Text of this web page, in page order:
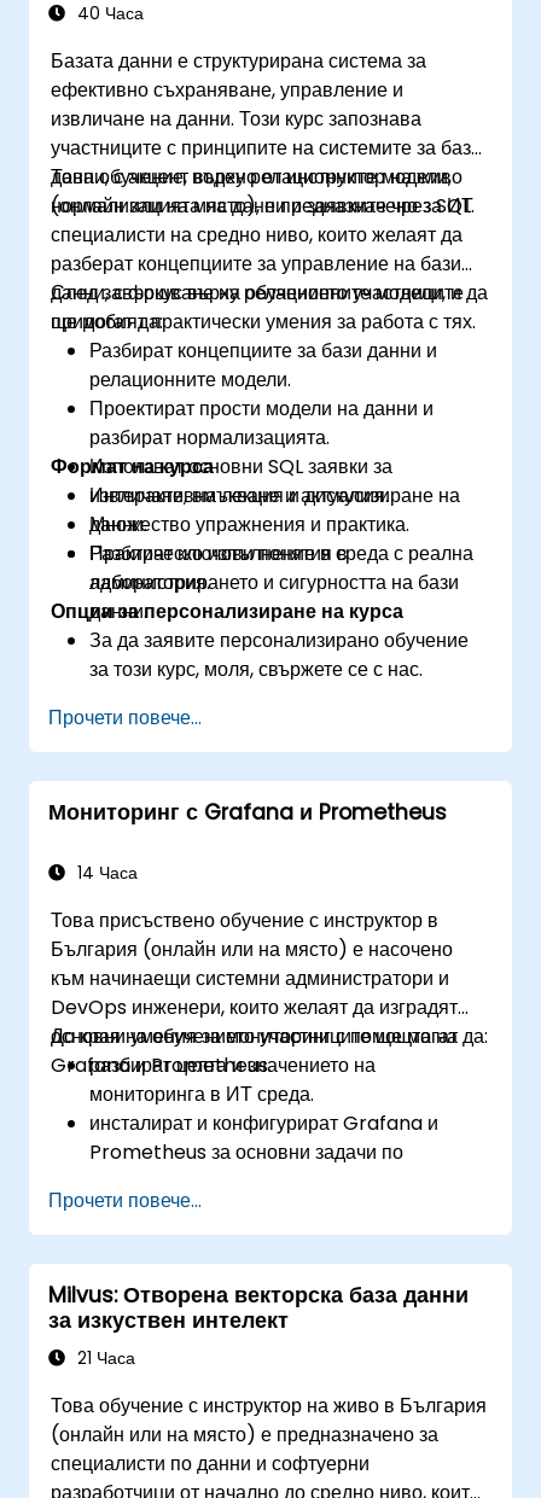
40 Часа
Базата данни е структурирана система за
ефективно съхраняване, управление и
извличане на данни. Този курс запознава
участниците с принципите на системите за бази
данни, с акцент върху релационните модели,
нормализацията на данни и заявките чрез SQL.
Това обучение, водено от инструктор на живо
(онлайн или на място), е предназначено за ИТ
специалисти на средно ниво, които желаят да
разберат концепциите за управление на бази
данни, с фокус върху релационните модели, и да
придобият практически умения за работа с тях.
След завършване на обучението участниците
ще могат да:
Разбират концепциите за бази данни и
релационните модели.
Проектират прости модели на данни и
разбират нормализацията.
Използват основни SQL заявки за
извличане, вмъкване и актуализиране на
данни.
Разбират ключови понятия в
администрирането и сигурността на бази
данни.
Формат на курса
Интерактивна лекция и дискусия.
Множество упражнения и практика.
Практическо изпълнение в среда с реална
лаборатория.
Опции за персонализиране на курса
За да заявите персонализирано обучение
за този курс, моля, свържете се с нас.
Прочети повече...
Мониторинг с Grafana и Prometheus
14 Часа
Това присъствено обучение с инструктор в
България (онлайн или на място) е насочено
към начинаещи системни администратори и
DevOps инженери, които желаят да изградят
основни умения за мониторинг с помощта на
Grafana и Prometheus.
До края на обучението участниците ще могат да:
разбират целта и значението на
мониторинга в ИТ среда.
инсталират и конфигурират Grafana и
Prometheus за основни задачи по
създават прости табла и известявания за
визуализиране на производителността на
системата.
прилагат добри практики за мониторинг на
наличността и производителността на
системата.
Прочети повече...
Milvus: Отворена векторска база данни
за изкуствен интелект
21 Часа
Това обучение с инструктор на живо в България
(онлайн или на място) е предназначено за
специалисти по данни и софтуерни
разработчици от начално до средно ниво, които